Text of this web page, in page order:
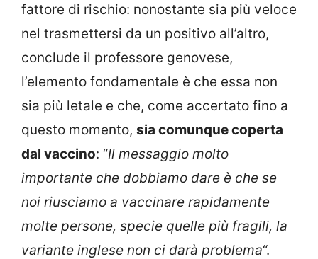
fattore di rischio: nonostante sia più veloce
nel trasmettersi da un positivo all’altro,
conclude il professore genovese,
l’elemento fondamentale è che essa non
sia più letale e che, come accertato fino a
questo momento, sia comunque coperta
dal vaccino: “Il messaggio molto
importante che dobbiamo dare è che se
noi riusciamo a vaccinare rapidamente
molte persone, specie quelle più fragili, la
variante inglese non ci darà problema“.